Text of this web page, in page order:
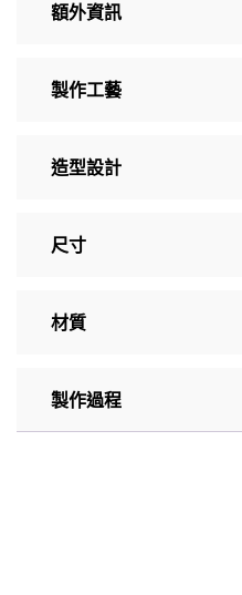
額外資訊
製作工藝
造型設計
尺寸
材質
製作過程